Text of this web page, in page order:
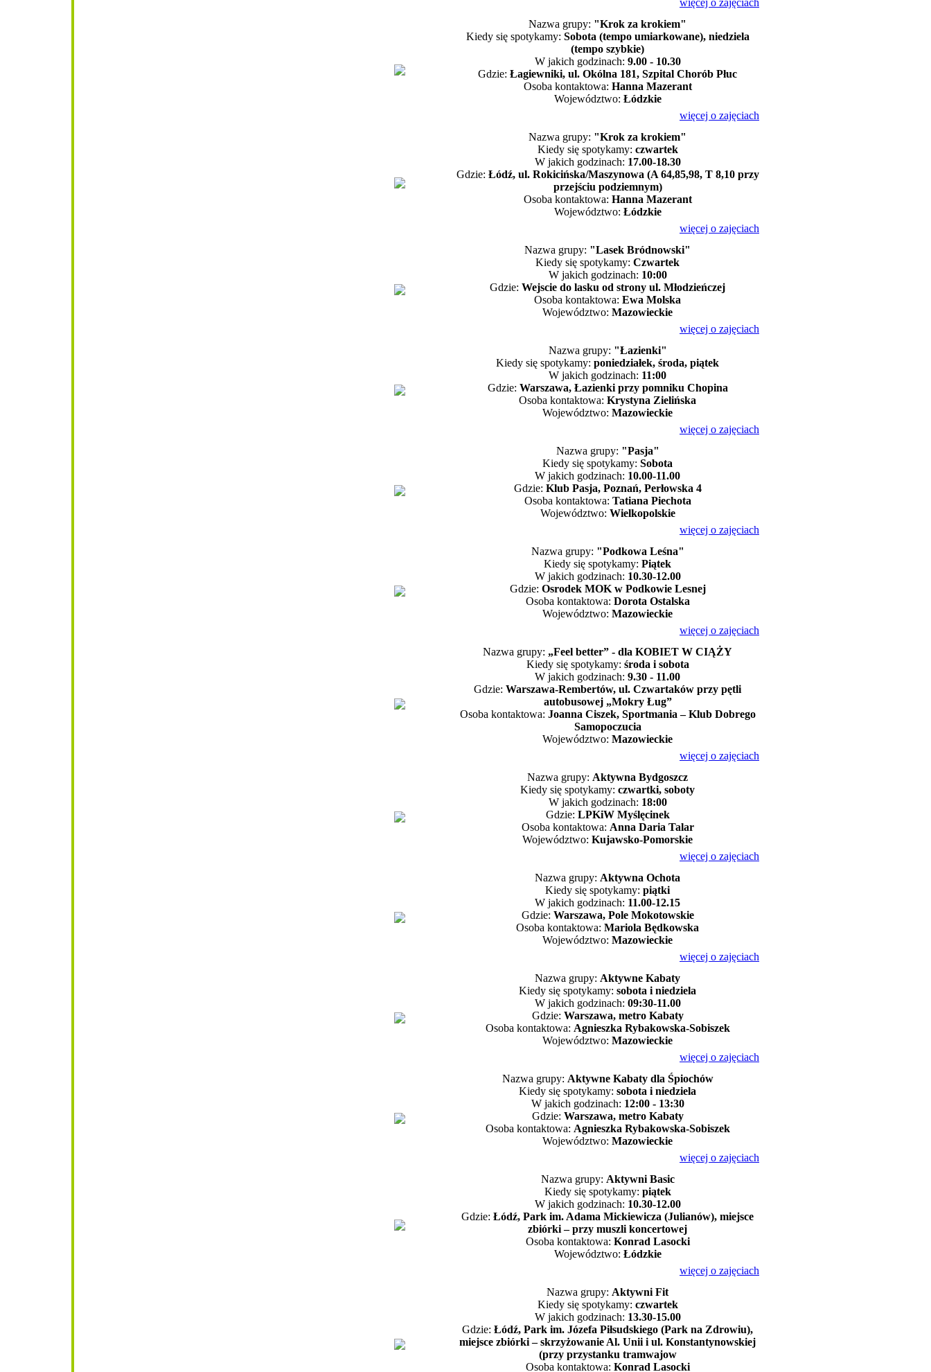
więcej o zajęciach
Nazwa grupy: "Krok za krokiem"
Kiedy się spotykamy: Sobota (tempo umiarkowane), niedziela
(tempo szybkie)
W jakich godzinach: 9.00 - 10.30
Gdzie: Łagiewniki, ul. Okólna 181, Szpital Chorób Płuc
Osoba kontaktowa: Hanna Mazerant
Województwo: Łódzkie
więcej o zajęciach
Nazwa grupy: "Krok za krokiem"
Kiedy się spotykamy: czwartek
W jakich godzinach: 17.00-18.30
Gdzie: Łódź, ul. Rokicińska/Maszynowa (A 64,85,98, T 8,10 przy
przejściu podziemnym)
Osoba kontaktowa: Hanna Mazerant
Województwo: Łódzkie
więcej o zajęciach
Nazwa grupy: "Lasek Bródnowski"
Kiedy się spotykamy: Czwartek
W jakich godzinach: 10:00
Gdzie: Wejscie do lasku od strony ul. Młodzieńczej
Osoba kontaktowa: Ewa Molska
Województwo: Mazowieckie
więcej o zajęciach
Nazwa grupy: "Łazienki"
Kiedy się spotykamy: poniedziałek, środa, piątek
W jakich godzinach: 11:00
Gdzie: Warszawa, Łazienki przy pomniku Chopina
Osoba kontaktowa: Krystyna Zielińska
Województwo: Mazowieckie
więcej o zajęciach
Nazwa grupy: "Pasja"
Kiedy się spotykamy: Sobota
W jakich godzinach: 10.00-11.00
Gdzie: Klub Pasja, Poznań, Perłowska 4
Osoba kontaktowa: Tatiana Piechota
Województwo: Wielkopolskie
więcej o zajęciach
Nazwa grupy: "Podkowa Leśna"
Kiedy się spotykamy: Piątek
W jakich godzinach: 10.30-12.00
Gdzie: Osrodek MOK w Podkowie Lesnej
Osoba kontaktowa: Dorota Ostalska
Województwo: Mazowieckie
więcej o zajęciach
Nazwa grupy: „Feel better” - dla KOBIET W CIĄŻY
Kiedy się spotykamy: środa i sobota
W jakich godzinach: 9.30 - 11.00
Gdzie: Warszawa-Rembertów, ul. Czwartaków przy pętli
autobusowej „Mokry Ług”
Osoba kontaktowa: Joanna Ciszek, Sportmania – Klub Dobrego
Samopoczucia
Województwo: Mazowieckie
więcej o zajęciach
Nazwa grupy: Aktywna Bydgoszcz
Kiedy się spotykamy: czwartki, soboty
W jakich godzinach: 18:00
Gdzie: LPKiW Myślęcinek
Osoba kontaktowa: Anna Daria Talar
Województwo: Kujawsko-Pomorskie
więcej o zajęciach
Nazwa grupy: Aktywna Ochota
Kiedy się spotykamy: piątki
W jakich godzinach: 11.00-12.15
Gdzie: Warszawa, Pole Mokotowskie
Osoba kontaktowa: Mariola Będkowska
Województwo: Mazowieckie
więcej o zajęciach
Nazwa grupy: Aktywne Kabaty
Kiedy się spotykamy: sobota i niedziela
W jakich godzinach: 09:30-11.00
Gdzie: Warszawa, metro Kabaty
Osoba kontaktowa: Agnieszka Rybakowska-Sobiszek
Województwo: Mazowieckie
więcej o zajęciach
Nazwa grupy: Aktywne Kabaty dla Śpiochów
Kiedy się spotykamy: sobota i niedziela
W jakich godzinach: 12:00 - 13:30
Gdzie: Warszawa, metro Kabaty
Osoba kontaktowa: Agnieszka Rybakowska-Sobiszek
Województwo: Mazowieckie
więcej o zajęciach
Nazwa grupy: Aktywni Basic
Kiedy się spotykamy: piątek
W jakich godzinach: 10.30-12.00
Gdzie: Łódź, Park im. Adama Mickiewicza (Julianów), miejsce
zbiórki – przy muszli koncertowej
Osoba kontaktowa: Konrad Lasocki
Województwo: Łódzkie
więcej o zajęciach
Nazwa grupy: Aktywni Fit
Kiedy się spotykamy: czwartek
W jakich godzinach: 13.30-15.00
Gdzie: Łódź, Park im. Józefa Piłsudskiego (Park na Zdrowiu),
miejsce zbiórki – skrzyżowanie Al. Unii i ul. Konstantynowskiej
(przy przystanku tramwajow
Osoba kontaktowa: Konrad Lasocki